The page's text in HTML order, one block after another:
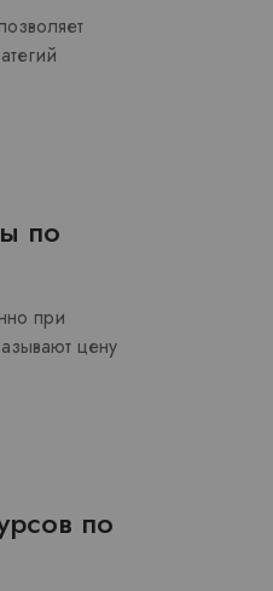
по
при
цену
по